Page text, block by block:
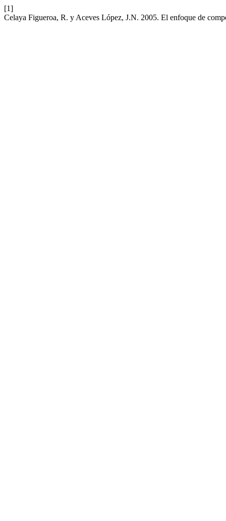
[1]
Celaya Figueroa, R. y Aceves López, J.N. 2005. El enfoque de